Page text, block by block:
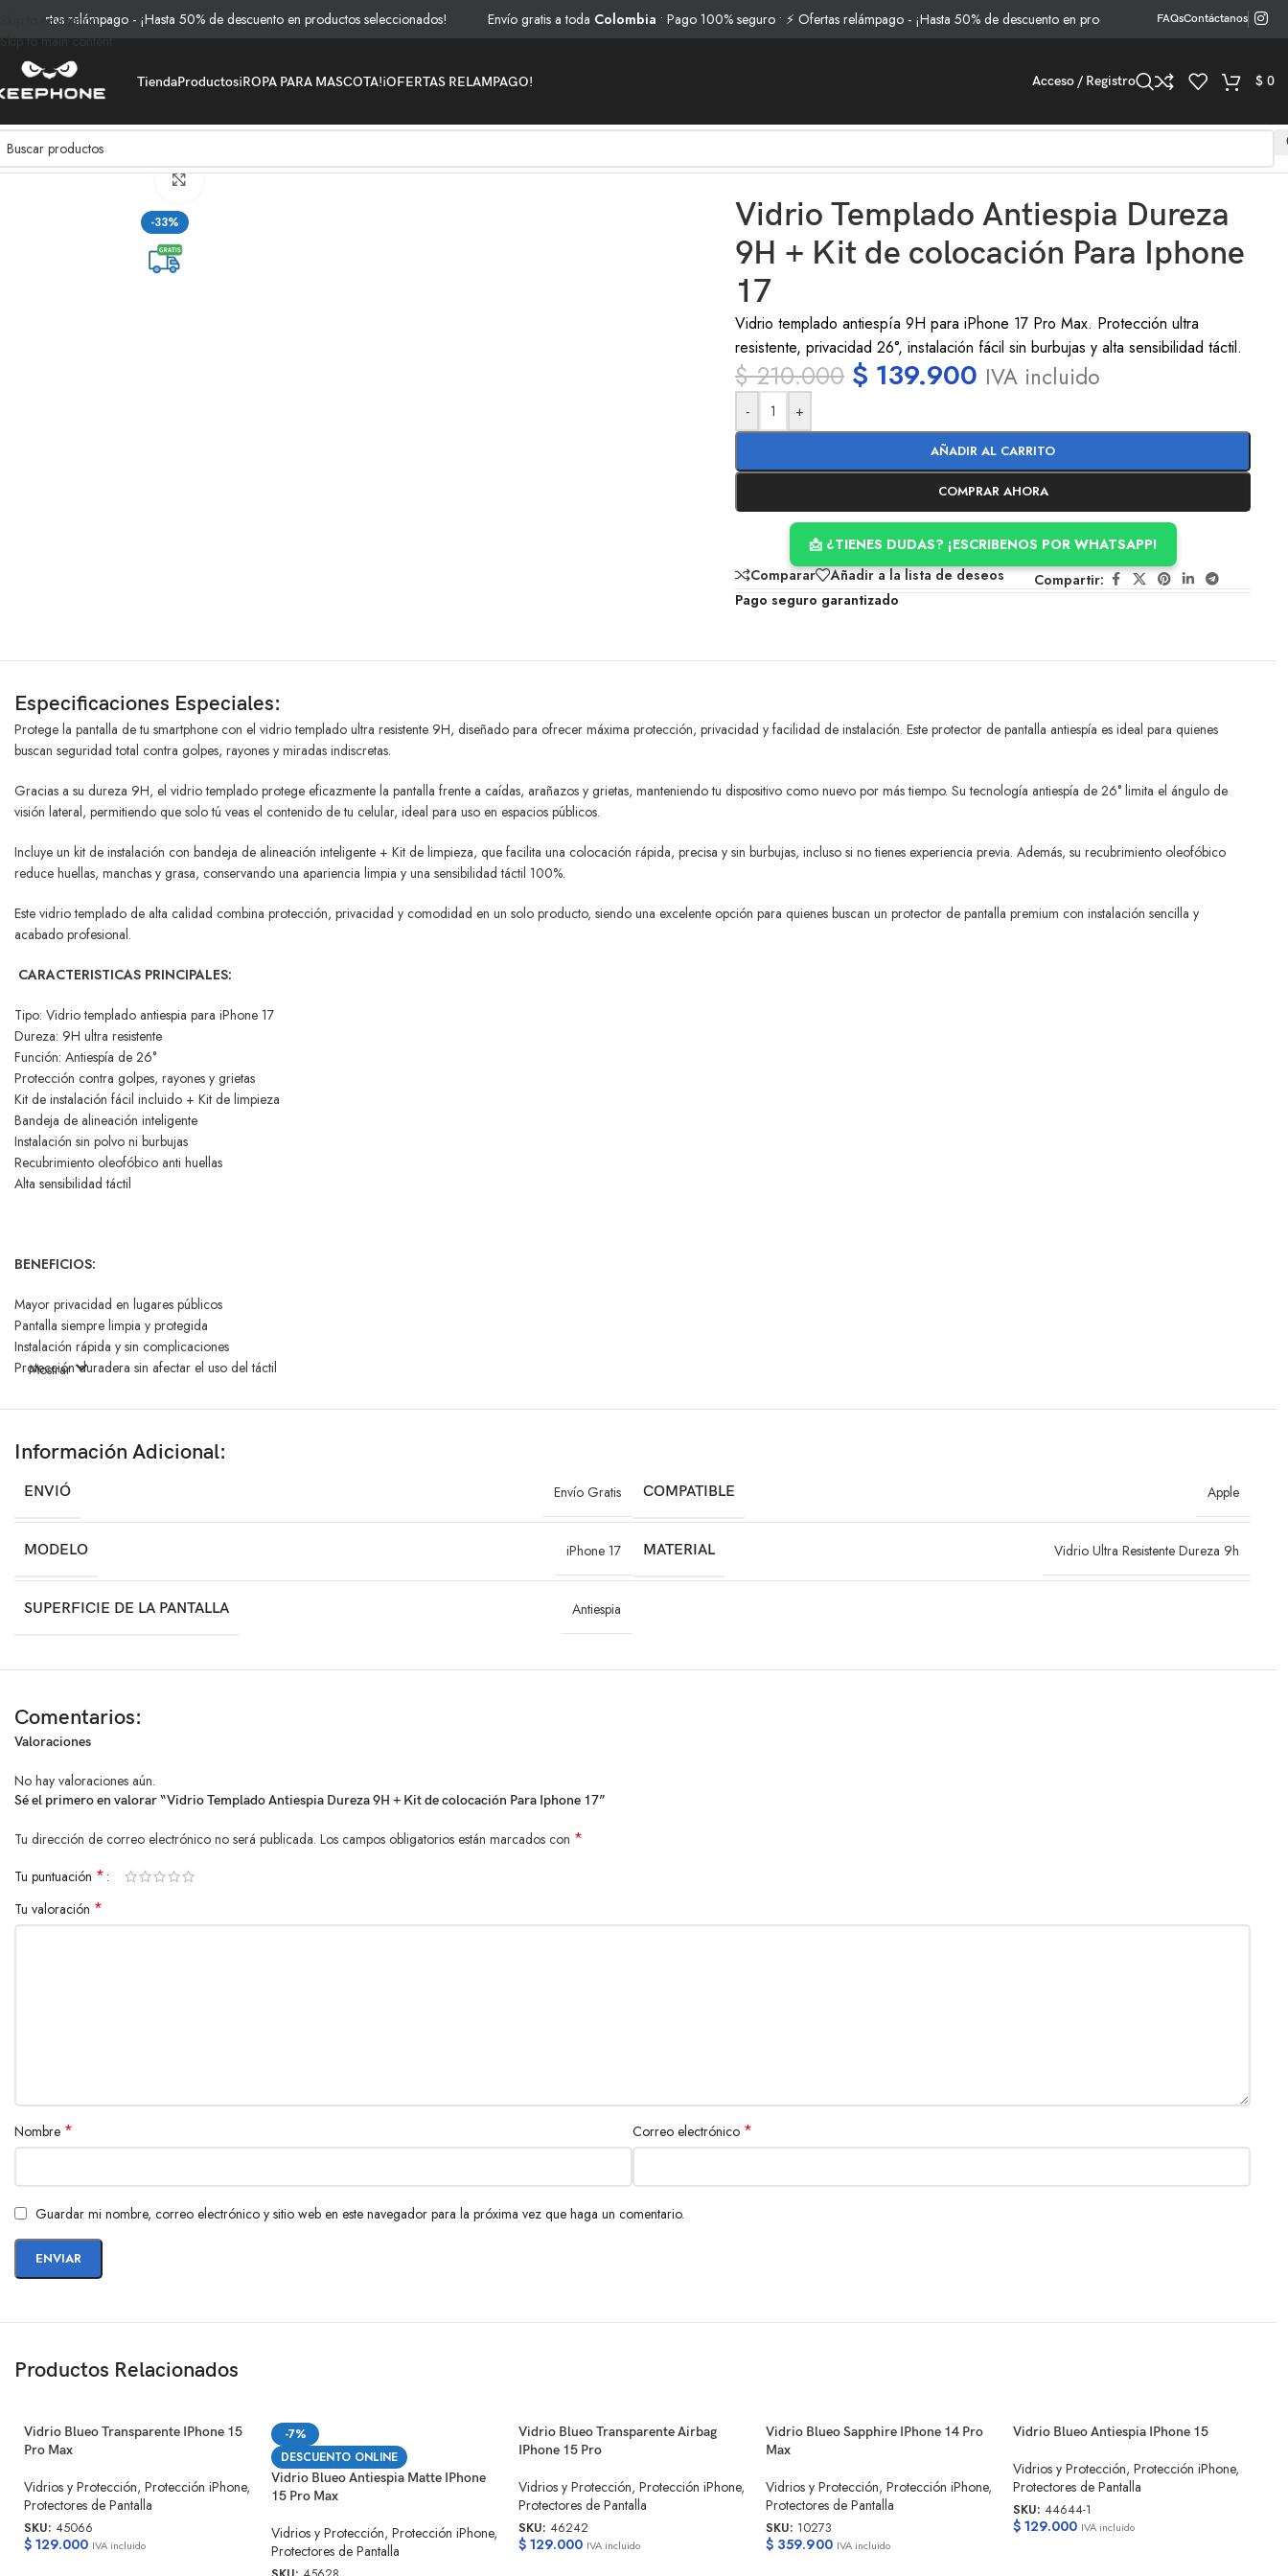
Skip to navigation
Skip to main content
relámpago - ¡Hasta 50% de descuento en productos seleccionados! Envío gratis a todaColombia• Pago 100% seguro • ⚡ Ofertas relámpago - ¡Hasta 50% de descuento en productos seleccionados!
FAQsContáctanos
TiendaProductos¡ROPA PARA MASCOTA!¡OFERTAS RELAMPAGO! Acceso / Registro $ 0
Inicio/Productos/Vidrios y Protección
-33%
Clic para ampliar
Vidrio Templado Antiespia Dureza
9H + Kit de colocación Para Iphone
17
Vidrio templado antiespía 9H para iPhone 17 Pro Max. Protección ultra
resistente, privacidad 26°, instalación fácil sin burbujas y alta sensibilidad táctil.
$210.000 $ 139.900 IVA incluido
- +
AÑADIR AL CARRITO
COMPRAR AHORA
📩 ¿TIENES DUDAS? ¡ESCRIBENOS POR WHATSAPP!
Comparar
Añadir a la lista de deseos
Compartir:
Pago seguro garantizado
Especificaciones Especiales:
Protege la pantalla de tu smartphone con el vidrio templado ultra resistente 9H, diseñado para ofrecer máxima protección, privacidad y facilidad de instalación. Este protector de pantalla antiespía es ideal para quienes
buscan seguridad total contra golpes, rayones y miradas indiscretas.
Gracias a su dureza 9H, el vidrio templado protege eficazmente la pantalla frente a caídas, arañazos y grietas, manteniendo tu dispositivo como nuevo por más tiempo. Su tecnología antiespía de 26° limita el ángulo de
visión lateral, permitiendo que solo tú veas el contenido de tu celular, ideal para uso en espacios públicos.
Incluye un kit de instalación con bandeja de alineación inteligente + Kit de limpieza, que facilita una colocación rápida, precisa y sin burbujas, incluso si no tienes experiencia previa. Además, su recubrimiento oleofóbico
reduce huellas, manchas y grasa, conservando una apariencia limpia y una sensibilidad táctil 100%.
Este vidrio templado de alta calidad combina protección, privacidad y comodidad en un solo producto, siendo una excelente opción para quienes buscan un protector de pantalla premium con instalación sencilla y
acabado profesional.
CARACTERISTICAS PRINCIPALES:
Tipo: Vidrio templado antiespia para iPhone 17
Dureza: 9H ultra resistente
Función: Antiespía de 26°
Protección contra golpes, rayones y grietas
Kit de instalación fácil incluido + Kit de limpieza
Bandeja de alineación inteligente
Instalación sin polvo ni burbujas
Recubrimiento oleofóbico anti huellas
Alta sensibilidad táctil
BENEFICIOS:
Mayor privacidad en lugares públicos
Pantalla siempre limpia y protegida
Instalación rápida y sin complicaciones
Protección duradera sin afectar el uso del táctil
IDEAL PARA:
Usuarios que buscan protección premium para su celular
Mantener la pantalla protegida y con excelente visibilidad frontal
Mostrar
Información Adicional:
ENVIÓ Envío Gratis COMPATIBLE Apple
MODELO iPhone 17 MATERIAL Vidrio Ultra Resistente Dureza 9h
SUPERFICIE DE LA PANTALLA Antiespia
Comentarios:
Valoraciones
No hay valoraciones aún.
Sé el primero en valorar “Vidrio Templado Antiespia Dureza 9H + Kit de colocación Para Iphone 17”
Tu dirección de correo electrónico no será publicada. Los campos obligatorios están marcados con *
Tu puntuación *
Tu valoración *
Nombre * Correo electrónico *
Guardar mi nombre, correo electrónico y sitio web en este navegador para la próxima vez que haga un comentario.
Productos Relacionados
Vidrio Blueo Transparente IPhone 15
Pro Max
Vidrios y Protección, Protección iPhone,
Protectores de Pantalla
SKU: 45066
$ 129.000 IVA incluido
-7%
DESCUENTO ONLINE
Vidrio Blueo Antiespia Matte IPhone
15 Pro Max
Vidrios y Protección, Protección iPhone,
Protectores de Pantalla
Vidrio Blueo Transparente Airbag
IPhone 15 Pro
Vidrios y Protección, Protección iPhone,
Protectores de Pantalla
SKU: 46242
$ 129.000 IVA incluido
Vidrio Blueo Sapphire IPhone 14 Pro
Max
Vidrios y Protección, Protección iPhone,
Protectores de Pantalla
SKU: 10273
$ 359.900 IVA incluido
Vidrio Blueo Antiespia IPhone 15
Vidrios y Protección, Protección iPhone,
Protectores de Pantalla
SKU: 44644-1
$ 129.000 IVA incluido